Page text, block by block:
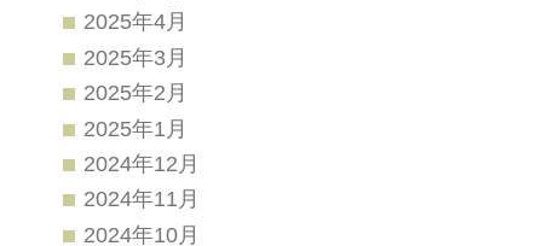
2025年4月
2025年3月
2025年2月
2025年1月
2024年12月
2024年11月
2024年10月